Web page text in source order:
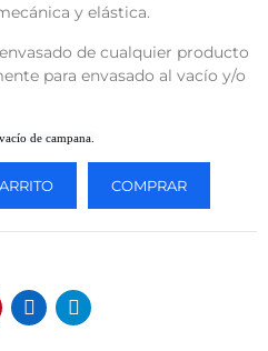
y elástica.
de cualquier producto
para envasado al vacío y/o
de campana.
COMPRAR